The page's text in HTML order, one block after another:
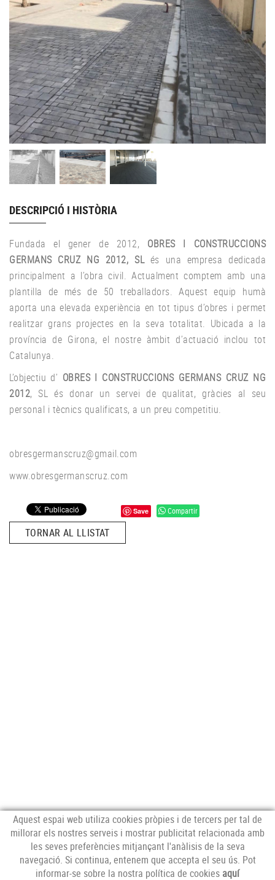
DESCRIPCIÓ I HISTÒRIA
Fundada el gener de 2012, OBRES I CONSTRUCCIONS
GERMANS CRUZ NG 2012, SLés una empresa dedicada
principalment a l’obra civil. Actualment comptem amb una
plantilla de més de 50 treballadors. Aquest equip humà
aporta una elevada experiència en tot tipus d’obres i permet
realitzar grans projectes en la seva totalitat. Ubicada a la
província de Girona, el nostre àmbit d’actuació inclou tot
Catalunya.
L’objectiu d’ OBRES I CONSTRUCCIONS GERMANS CRUZ NG
2012, SL és donar un servei de qualitat, gràcies al seu
personal i tècnics qualificats, a un preu competitiu.
obresgermanscruz@gmail.com
www.obresgermanscruz.com
Save Compartir
TORNAR AL LLISTAT
NEWSLETTER
Aquest espai web utiliza cookies pròpies i de tercers per tal de
millorar els nostres serveis i mostrar publicitat relacionada amb
les seves preferències mitjançant l'anàlisis de la seva
navegació. Si continua, entenem que accepta el seu ús. Pot
informar-se sobre la nostra política de cookies aquí